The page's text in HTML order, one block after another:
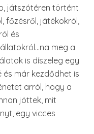
játszótéren történt
főzésről, játékokról,
és
meg a
is díszeleg egy
már kezdődhet is
arról, hogy a
jöttek, mit
egy vicces